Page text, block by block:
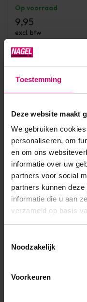
Toestemming
Deze website maakt
We gebruiken
personaliseren, om
en om ons
informatie over uw
partners voor social
partners kunnen
informatie die u aan
verzameld op basis
Noodzakelijk
Voorkeuren
Op voorraad
9,95
excl. btw
Florence Nails Acryl
Up Pink
Op voorraad
7,95